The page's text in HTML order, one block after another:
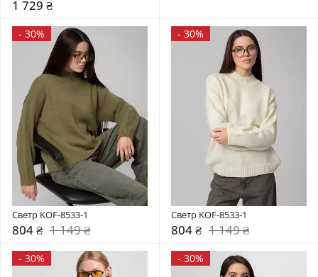
1 729 ₴
- 30%
Светр KOF-8533-1
804 ₴ 1 149 ₴
- 30%
Светр KOF-8533-1
804 ₴ 1 149 ₴
- 30% - 30%